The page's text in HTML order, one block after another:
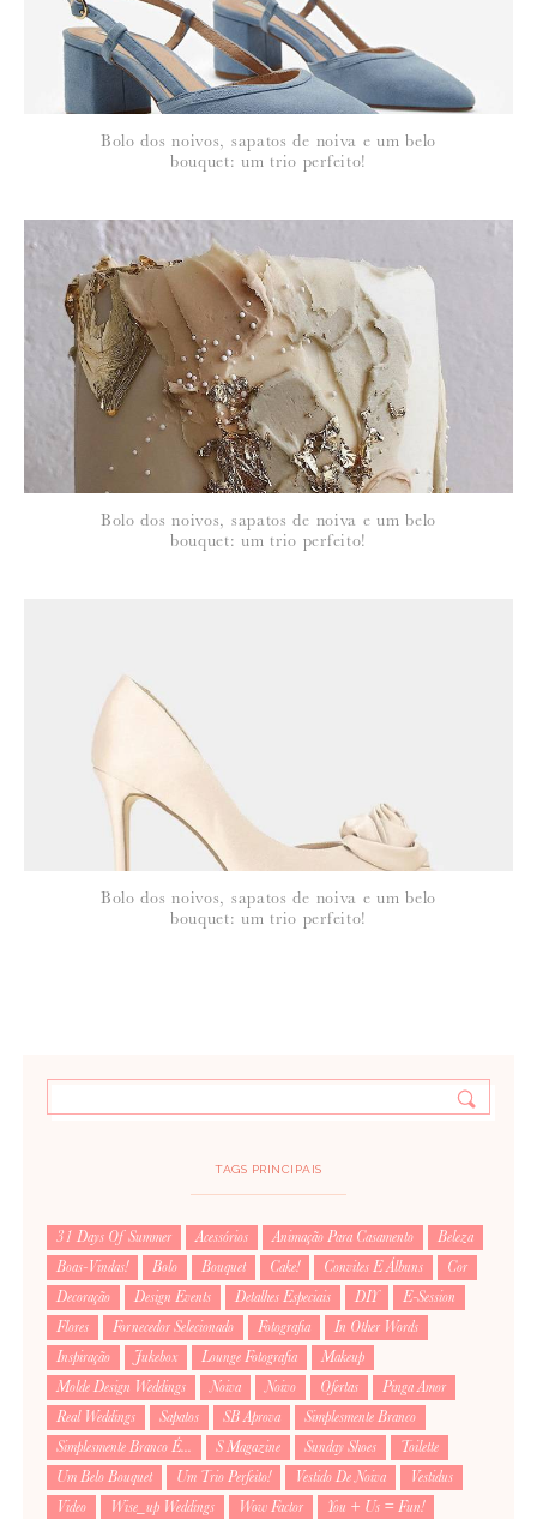
NOME*:
Para saber como tratamos e protegemos os seus dados, leia a nossa
política de privacidade
Bolo dos noivos, sapatos de noiva e um belo
bouquet: um trio perfeito!
Bolo dos noivos, sapatos de noiva e um belo
bouquet: um trio perfeito!
Bolo dos noivos, sapatos de noiva e um belo
bouquet: um trio perfeito!
TAGS PRINCIPAIS
31 Days Of Summer Acessórios Animação Para Casamento
Beleza
Boas-Vindas!
Bolo Bouquet Cake! Convites E Álbuns
Cor
Decoração
Design Events Detalhes Especiais DIY
E-Session
Flores
Fornecedor Selecionado Fotografia
In Other Words
Inspiração
Jukebox Lounge Fotografia
Makeup
Molde Design Weddings
Noiva Noivo Ofertas
Pinga Amor
Real Weddings
Sapatos SB Aprova
Simplesmente Branco
Simplesmente Branco É...
S Magazine Sunday Shoes
Toilette
Um Belo Bouquet
Um Trio Perfeito! Vestido De Noiva
Vestidus
Video
Wise_up Weddings Wow Factor You + Us = Fun!